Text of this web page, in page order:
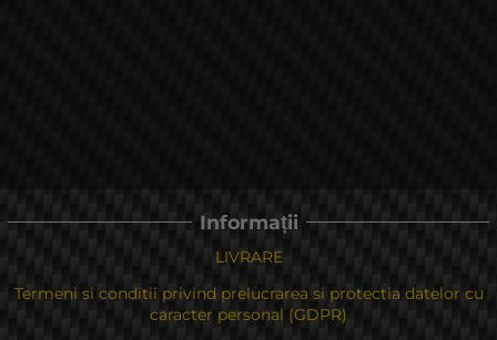
Informații
LIVRARE
Termeni si conditii privind prelucrarea si protectia datelor cu
caracter personal (GDPR)